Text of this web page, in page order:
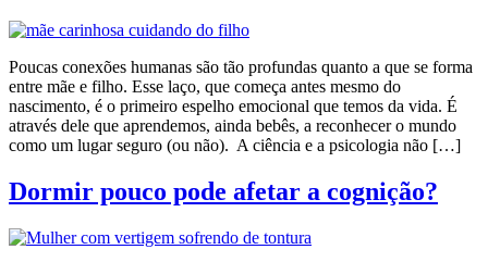
Poucas conexões humanas são tão profundas quanto a que se forma
entre mãe e filho. Esse laço, que começa antes mesmo do
nascimento, é o primeiro espelho emocional que temos da vida. É
através dele que aprendemos, ainda bebês, a reconhecer o mundo
como um lugar seguro (ou não). A ciência e a psicologia não […]
Dormir pouco pode afetar a cognição?